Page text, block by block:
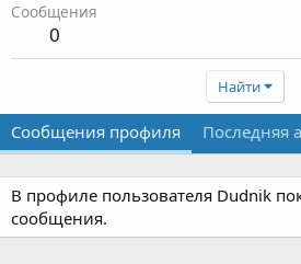
Сообщения
0
Найти
Сообщения профиля Последняя
В профиле пользователя Dudnik
сообщения.